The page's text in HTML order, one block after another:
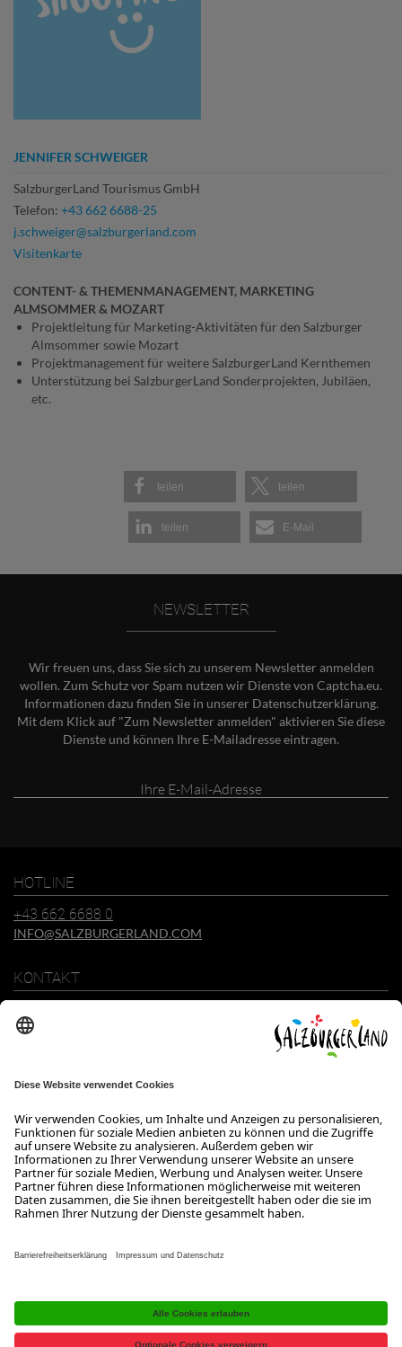
JENNIFER SCHWEIGER
SalzburgerLand Tourismus GmbH
Telefon: +43 662 6688-25
j.schweiger@salzburgerland.com
Visitenkarte
CONTENT- & THEMENMANAGEMENT, MARKETING
ALMSOMMER & MOZART
Projektleitung für Marketing-Aktivitäten für den Salzburger
Almsommer sowie Mozart
Projektmanagement für weitere SalzburgerLand Kernthemen
Unterstützung bei SalzburgerLand Sonderprojekten, Jubiläen,
etc.
teilen teilen
teilen E-Mail
NEWSLETTER
Wir freuen uns, dass Sie sich zu unserem Newsletter anmelden
wollen. Zum Schutz vor Spam nutzen wir Dienste von Captcha.eu.
Informationen dazu finden Sie in unserer Datenschutzerklärung.
Mit dem Klick auf "Zum Newsletter anmelden" aktivieren Sie diese
Dienste und können Ihre E-Mailadresse eintragen.
HOTLINE
+43 662 6688 0
INFO@SALZBURGERLAND.COM
KONTAKT
+43 662 6688 0
ÖFFNUNGSZEITEN
Wir freuen uns auf Ihre Anfrage!
Gerne stehen wir Ihnen von Montag bis Donnerstag von 08:00 bis
Datenschutzerklärung
Barrierefreiheitserklärung B2B